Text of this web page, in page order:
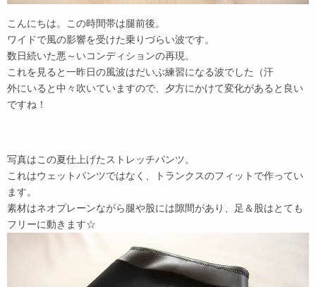
こんにちは。この時間帯は腿前後。
ワイドで風の影響を受けた乗りづらい波です。
数日続いた悪～いコンディションの再現。
これを見ると一昨日の風波はだいぶ練習になる波でした（汗
外にいると中々吹いていますので、夕方にかけて変化があると良い
ですね！
写真はこの夏仕上げたストレッチパンツ。
これはウェットパンツではなく、トランクスのフィットで作ってい
ます。
素材はネオプレーンながら腿や股には隙間があり、足＆股はとても
フリーに動きます☆